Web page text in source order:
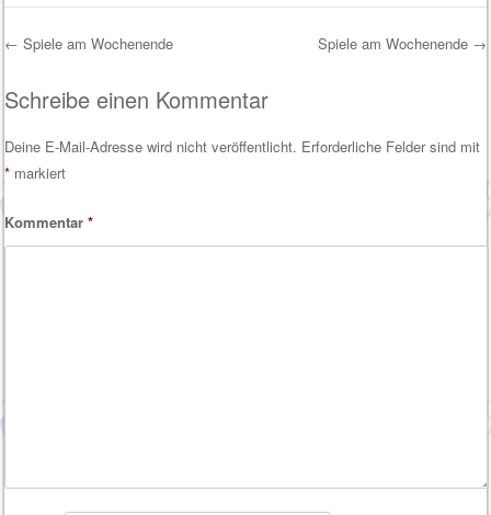
Post navigation
← Spiele am Wochenende Spiele am Wochenende →
Schreibe einen Kommentar
Deine E-Mail-Adresse wird nicht veröffentlicht. Erforderliche Felder sind mit
* markiert
Kommentar*